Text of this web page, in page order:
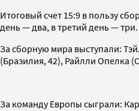
Итоговый счет 15:9 в пользу
день — два, в третий день —
За сборную мира выступали:
(Бразилия, 42), Райлли Опелка
За команду Европы сыграли: